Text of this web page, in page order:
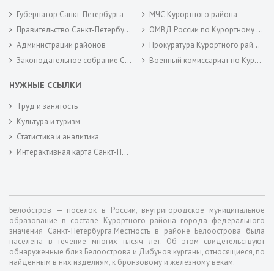
Губернатор Санкт-Петербурга
Правительство Санкт-Петербурга
Администрации районов
Законодательное собрание Санкт-Петербурга
МЧС Курортного района
ОМВД России по Курортному району
Прокуратура Курортного района
Военный комиссариат по Курортному районам города Санкт-Петербурга
НУЖНЫЕ ССЫЛКИ
Труд и занятость
Культура и туризм
Статистика и аналитика
Интерактивная карта Санкт-Петербурга
Белоо́стров — посёлок в России, внутригородское муниципальное
образование в составе Курортного района города федерального
значения Санкт-Петербурга.Местность в районе Белоострова была
населена в течение многих тысяч лет. Об этом свидетельствуют
обнаруженные близ Белоострова и Дибунов курганы, относящиеся, по
найденным в них изделиям, к бронзовому и железному векам.